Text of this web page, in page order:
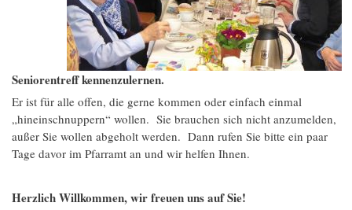
Seniorentreff kennenzulernen.
Er ist für alle offen, die gerne kommen oder einfach einmal
„hineinschnuppern“ wollen. Sie brauchen sich nicht anzumelden,
außer Sie wollen abgeholt werden. Dann rufen Sie bitte ein paar
Tage davor im Pfarramt an und wir helfen Ihnen.
Herzlich Willkommen, wir freuen uns auf Sie!